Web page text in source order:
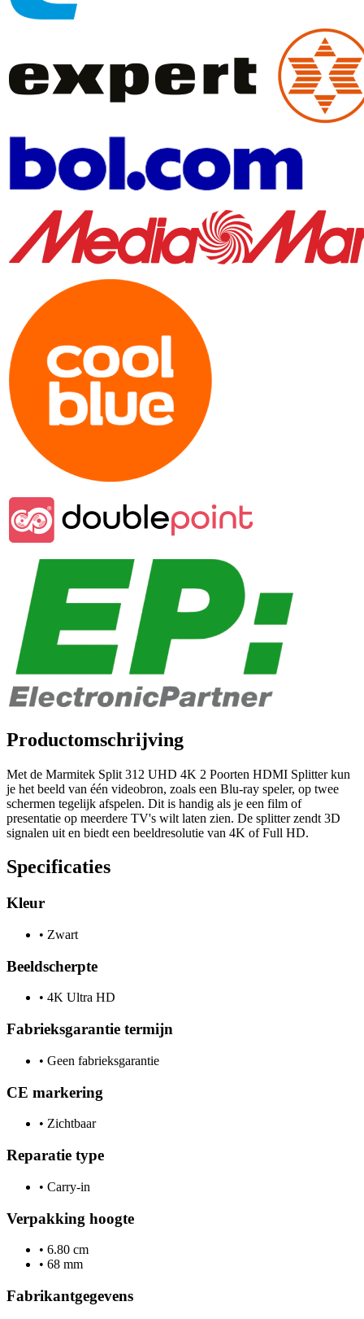
Productomschrijving
Met de Marmitek Split 312 UHD 4K 2 Poorten HDMI Splitter kun
je het beeld van één videobron, zoals een Blu-ray speler, op twee
schermen tegelijk afspelen. Dit is handig als je een film of
presentatie op meerdere TV's wilt laten zien. De splitter zendt 3D
signalen uit en biedt een beeldresolutie van 4K of Full HD.
Specificaties
Kleur
• Zwart
Beeldscherpte
• 4K Ultra HD
Fabrieksgarantie termijn
• Geen fabrieksgarantie
CE markering
• Zichtbaar
Reparatie type
• Carry-in
Verpakking hoogte
• 6.80 cm
• 68 mm
Fabrikantgegevens